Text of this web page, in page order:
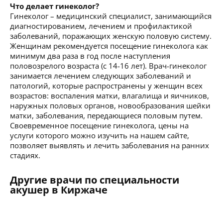
Что делает гинеколог?
Гинеколог – медицинский специалист, занимающийся
диагностированием, лечением и профилактикой
заболеваний, поражающих женскую половую систему.
Женщинам рекомендуется посещение гинеколога как
минимум два раза в год после наступления
половозрелого возраста (с 14-16 лет). Врач-гинеколог
занимается лечением следующих заболеваний и
патологий, которые распространены у женщин всех
возрастов: воспаления матки, влагалища и яичников,
наружных половых органов, новообразования шейки
матки, заболевания, передающиеся половым путем.
Своевременное посещение гинеколога, цены на
услуги которого можно изучить на нашем сайте,
позволяет выявлять и лечить заболевания на ранних
стадиях.
Другие врачи по специальности
акушер в Киржаче